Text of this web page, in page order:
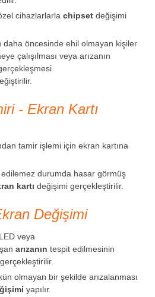
cihazlarlarla chipset değişimi
daha öncesinde ehil olmayan kişiler
çalışılması veya arızanın
- Ekran Kartı
tamir işlemi için ekran kartına
edilemez durumda hasar görmüş
kartı değişimi gerçekleştirilir.
Değişimi
veya
arızanın tespit edilmesinin
olmayan bir şekilde arızalanması
yapılır.